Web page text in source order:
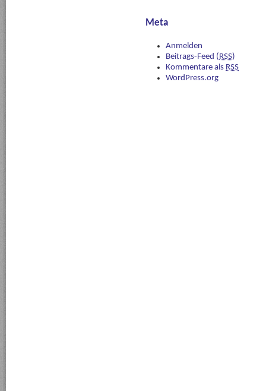
Meta
Anmelden
Beitrags-Feed (RSS)
Kommentare als RSS
WordPress.org